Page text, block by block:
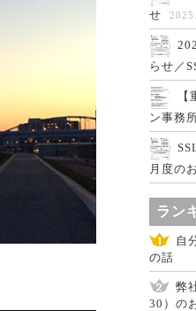
せ
らせ／
ン事務
月度の
ラン
自
の話
弊
30）の